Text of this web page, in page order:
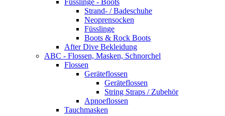
Füsslinge - Boots
Strand- / Badeschuhe
Neoprensocken
Füsslinge
Boots & Rock Boots
After Dive Bekleidung
ABC - Flossen, Masken, Schnorchel
Flossen
Geräteflossen
Geräteflossen
String Straps / Zubehör
Apnoeflossen
Tauchmasken